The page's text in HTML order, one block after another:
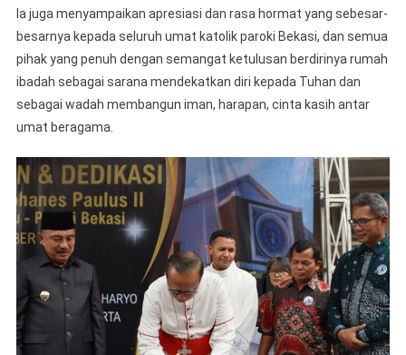
Toleransi
Umat
Beragama
Ia juga menyampaikan apresiasi dan rasa hormat yang sebesar-
besarnya kepada seluruh umat katolik paroki Bekasi, dan semua
pihak yang penuh dengan semangat ketulusan berdirinya rumah
ibadah sebagai sarana mendekatkan diri kepada Tuhan dan
sebagai wadah membangun iman, harapan, cinta kasih antar
umat beragama.